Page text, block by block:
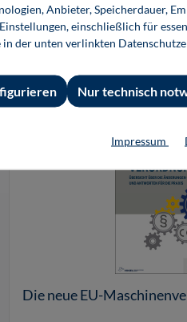
Die neue EU-
Anbieter, Speicherdauer,
einschließlich für
in der unten verlinkten
Nur technisch
Impressum